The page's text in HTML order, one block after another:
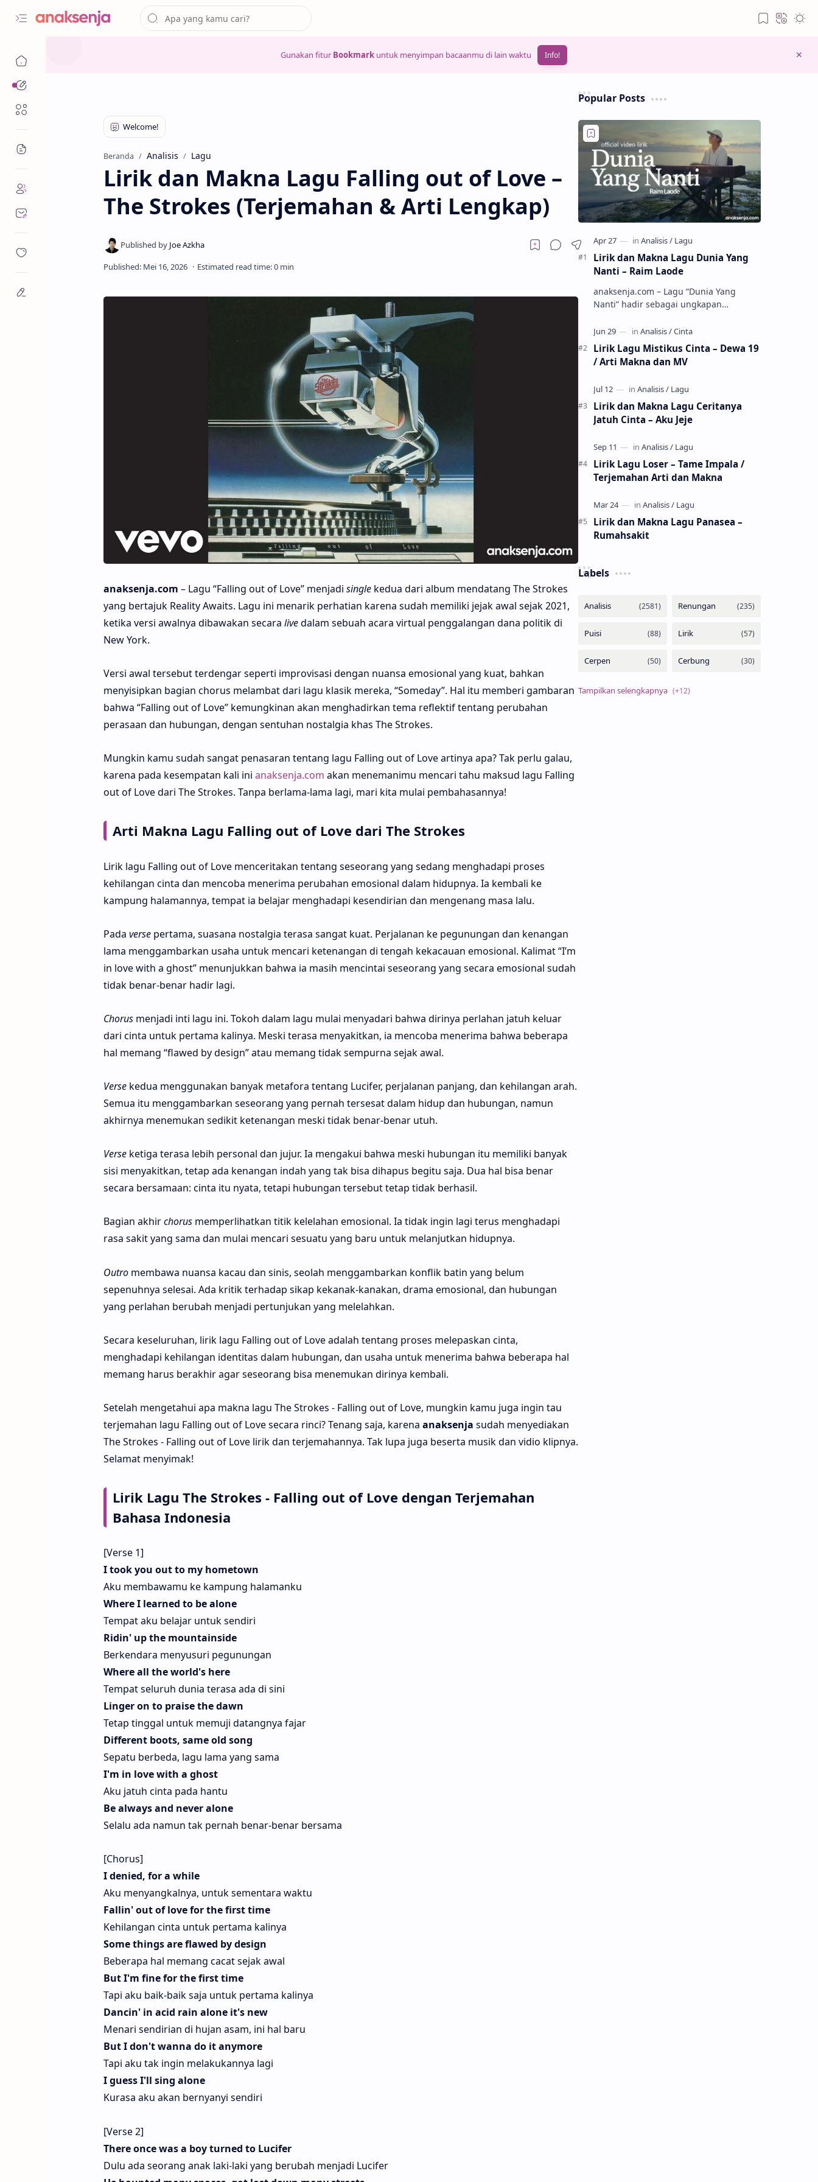
Gunakan fitur Bookmarkuntuk menyimpan bacaanmu di lain waktu Info!
Beranda Analisis Lagu
Lirik dan Makna Lagu Falling out of Love –
The Strokes (Terjemahan & Arti Lengkap)
anaksenja.com – Lagu “Falling out of Love” menjadi singlekedua dari album mendatang The Strokes
yang bertajuk Reality Awaits. Lagu ini menarik perhatian karena sudah memiliki jejak awal sejak 2021,
ketika versi awalnya dibawakan secara livedalam sebuah acara virtual penggalangan dana politik di
New York.
Versi awal tersebut terdengar seperti improvisasi dengan nuansa emosional yang kuat, bahkan
menyisipkan bagian chorus melambat dari lagu klasik mereka, “Someday”. Hal itu memberi gambaran
bahwa “Falling out of Love” kemungkinan akan menghadirkan tema reflektif tentang perubahan
perasaan dan hubungan, dengan sentuhan nostalgia khas The Strokes.
Mungkin kamu sudah sangat penasaran tentang lagu Falling out of Love artinya apa? Tak perlu galau,
karena pada kesempatan kali ini anaksenja.com akan menemanimu mencari tahu maksud lagu Falling
out of Love dari The Strokes. Tanpa berlama-lama lagi, mari kita mulai pembahasannya!
Arti Makna Lagu Falling out of Love dari The Strokes
Lirik lagu Falling out of Love menceritakan tentang seseorang yang sedang menghadapi proses
kehilangan cinta dan mencoba menerima perubahan emosional dalam hidupnya. Ia kembali ke
kampung halamannya, tempat ia belajar menghadapi kesendirian dan mengenang masa lalu.
Pada verse pertama, suasana nostalgia terasa sangat kuat. Perjalanan ke pegunungan dan kenangan
lama menggambarkan usaha untuk mencari ketenangan di tengah kekacauan emosional. Kalimat “I’m
in love with a ghost” menunjukkan bahwa ia masih mencintai seseorang yang secara emosional sudah
tidak benar-benar hadir lagi.
Chorusmenjadi inti lagu ini. Tokoh dalam lagu mulai menyadari bahwa dirinya perlahan jatuh keluar
dari cinta untuk pertama kalinya. Meski terasa menyakitkan, ia mencoba menerima bahwa beberapa
hal memang “flawed by design” atau memang tidak sempurna sejak awal.
Versekedua menggunakan banyak metafora tentang Lucifer, perjalanan panjang, dan kehilangan arah.
Semua itu menggambarkan seseorang yang pernah tersesat dalam hidup dan hubungan, namun
akhirnya menemukan sedikit ketenangan meski tidak benar-benar utuh.
Verseketiga terasa lebih personal dan jujur. Ia mengakui bahwa meski hubungan itu memiliki banyak
sisi menyakitkan, tetap ada kenangan indah yang tak bisa dihapus begitu saja. Dua hal bisa benar
secara bersamaan: cinta itu nyata, tetapi hubungan tersebut tetap tidak berhasil.
Bagian akhirchorusmemperlihatkan titik kelelahan emosional. Ia tidak ingin lagi terus menghadapi
rasa sakit yang sama dan mulai mencari sesuatu yang baru untuk melanjutkan hidupnya.
Outromembawa nuansa kacau dan sinis, seolah menggambarkan konflik batin yang belum
sepenuhnya selesai. Ada kritik terhadap sikap kekanak-kanakan, drama emosional, dan hubungan
yang perlahan berubah menjadi pertunjukan yang melelahkan.
Secara keseluruhan, lirik lagu Falling out of Love adalah tentang proses melepaskan cinta,
menghadapi kehilangan identitas dalam hubungan, dan usaha untuk menerima bahwa beberapa hal
memang harus berakhir agar seseorang bisa menemukan dirinya kembali.
Setelah mengetahui apa makna lagu The Strokes - Falling out of Love, mungkin kamu juga ingin tau
terjemahan lagu Falling out of Love secara rinci? Tenang saja, karena anaksenja sudah menyediakan
The Strokes - Falling out of Love lirik dan terjemahannya. Tak lupa juga beserta musik dan vidio klipnya.
Selamat menyimak!
Lirik Lagu The Strokes - Falling out of Love dengan Terjemahan
Bahasa Indonesia
[Verse 1]
I took you out to my hometown
Aku membawamu ke kampung halamanku
Where I learned to be alone
Tempat aku belajar untuk sendiri
Ridin' up the mountainside
Berkendara menyusuri pegunungan
Where all the world's here
Tempat seluruh dunia terasa ada di sini
Linger on to praise the dawn
Tetap tinggal untuk memuji datangnya fajar
Different boots, same old song
Sepatu berbeda, lagu lama yang sama
I'm in love with a ghost
Aku jatuh cinta pada hantu
Be always and never alone
Selalu ada namun tak pernah benar-benar bersama
[Chorus]
I denied, for a while
Aku menyangkalnya, untuk sementara waktu
Fallin' out of love for the first time
Kehilangan cinta untuk pertama kalinya
Some things are flawed by design
Beberapa hal memang cacat sejak awal
But I'm fine for the first time
Tapi aku baik-baik saja untuk pertama kalinya
Dancin' in acid rain alone it's new
Menari sendirian di hujan asam, ini hal baru
But I don't wanna do it anymore
Tapi aku tak ingin melakukannya lagi
I guess I'll sing alone
Kurasa aku akan bernyanyi sendiri
[Verse 2]
There once was a boy turned to Lucifer
Dulu ada seorang anak laki-laki yang berubah menjadi Lucifer
Informasi Lagu
Popular Posts
Lirik dan Makna Lagu Dunia Yang
Nanti – Raim Laode
anaksenja.com – Lagu “Dunia Yang
Nanti” hadir sebagai ungkapan
tak selalu bisa dimiliki. Mengangkat
kisah du…
Lirik Lagu Mistikus Cinta – Dewa 19
/ Arti Makna dan MV
Lirik dan Makna Lagu Ceritanya
Jatuh Cinta – Aku Jeje
Lirik Lagu Loser – Tame Impala /
Terjemahan Arti dan Makna
Lirik dan Makna Lagu Panasea –
Rumahsakit
Labels